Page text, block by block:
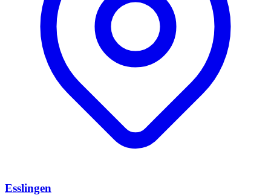
Esslingen